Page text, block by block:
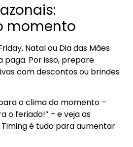
momento
Natal ou Dia das Mães
paga. Por isso, prepare
com descontos ou brindes
o clima do momento –
o feriado!” – e veja as
é tudo para aumentar